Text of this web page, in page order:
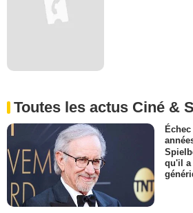
Toutes les actus Ciné &
qu'il a